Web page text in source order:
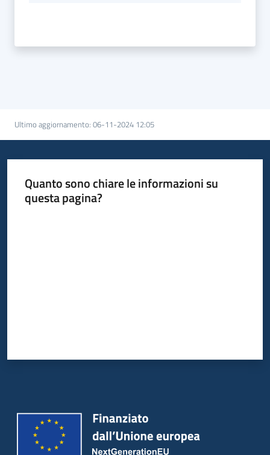
Ultimo aggiornamento: 06-11-2024 12:05
Quanto sono chiare le informazioni su
questa pagina?